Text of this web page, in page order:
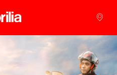
Đi đến bảng tin chính